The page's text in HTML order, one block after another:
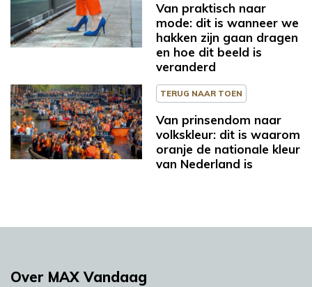
Van praktisch naar
mode: dit is wanneer we
hakken zijn gaan dragen
en hoe dit beeld is
veranderd
TERUG NAAR TOEN
Van prinsendom naar
volkskleur: dit is waarom
oranje de nationale kleur
van Nederland is
Over MAX Vandaag